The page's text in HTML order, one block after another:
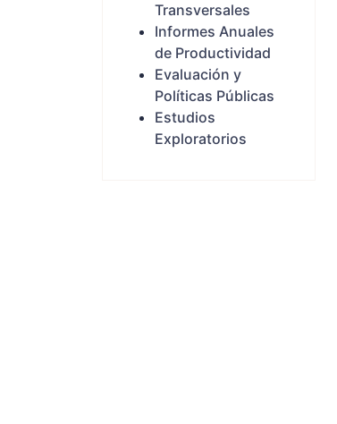
Transversales
Informes Anuales
de Productividad
Evaluación y
Políticas Públicas
Estudios
Exploratorios